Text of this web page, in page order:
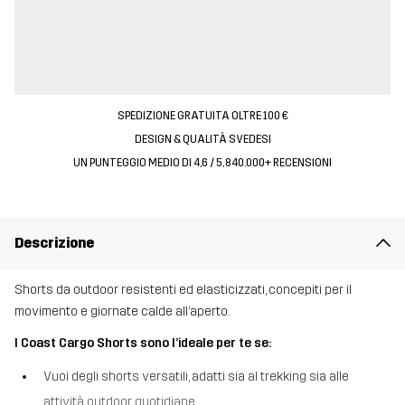
SPEDIZIONE GRATUITA OLTRE 100 €
DESIGN & QUALITÀ SVEDESI
UN PUNTEGGIO MEDIO DI 4,6 / 5, 840.000+ RECENSIONI
Descrizione
Shorts da outdoor resistenti ed elasticizzati, concepiti per il
movimento e giornate calde all’aperto.
I Coast Cargo Shorts sono l’ideale per te se:
Vuoi degli shorts versatili, adatti sia al trekking sia alle